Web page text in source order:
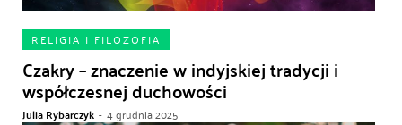
RELIGIA I FILOZOFIA
Czakry – znaczenie w indyjskiej tradycji i
współczesnej duchowości
Julia Rybarczyk - 4 grudnia 2025